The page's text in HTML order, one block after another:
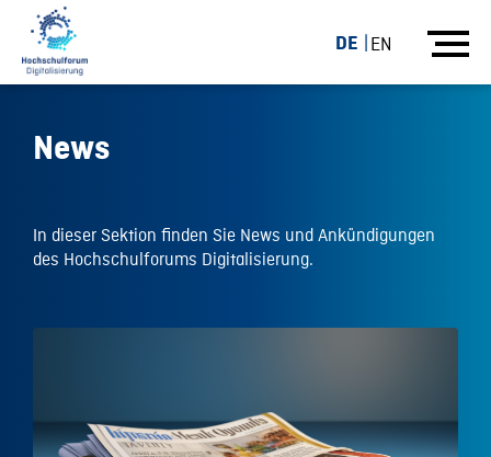
DE EN
News
In dieser Sektion finden Sie News und Ankündigungen
des Hochschulforums Digitalisierung.